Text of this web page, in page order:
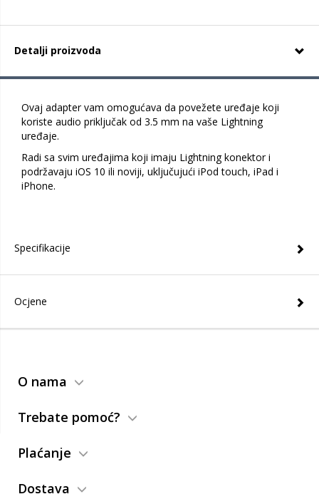
Detalji proizvoda
Ovaj adapter vam omogućava da povežete uređaje koji
koriste audio priključak od 3.5 mm na vaše Lightning
uređaje.
Radi sa svim uređajima koji imaju Lightning konektor i
podržavaju iOS 10 ili noviji, uključujući iPod touch, iPad i
iPhone.
Specifikacije
Ocjene
O nama
Trebate pomoć?
Plaćanje
Dostava